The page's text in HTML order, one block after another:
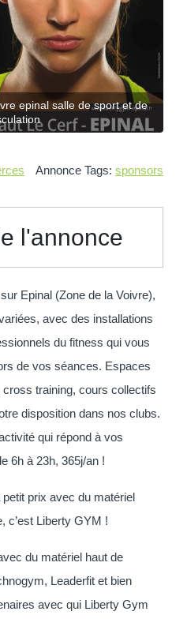
epinal salle de sport et de
Annonce Tags: sponsors
l'annonce
Epinal (Zone de la Voivre),
avec des installations
du fitness qui vous
de vos séances. Espaces
training, cours collectifs
disposition dans nos clubs.
qui répond à vos
6h à 23h, 365j/an !
prix avec du matériel
c’est Liberty GYM !
du matériel haut de
Leaderfit et bien
avec qui Liberty Gym